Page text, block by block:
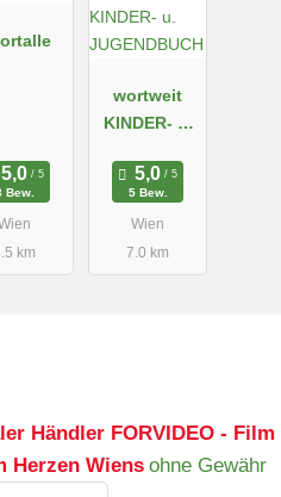
Bew.
km
wortweit
KINDER- u.
H
5 Bew.
Wien
7.0 km
Händler FORVIDEO - Film
Herzen Wiens ohne Gewähr